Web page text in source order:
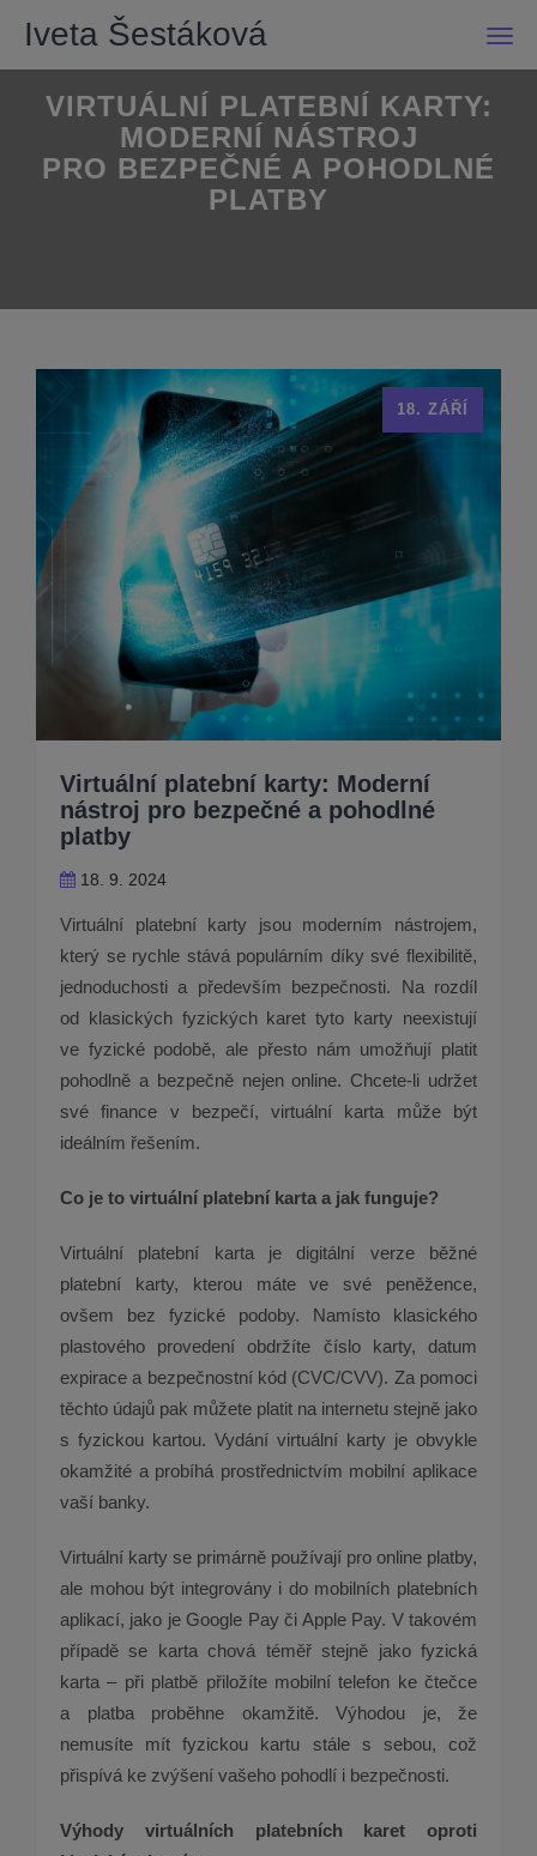
Iveta Šestáková
VIRTUÁLNÍ PLATEBNÍ KARTY:
MODERNÍ NÁSTROJ
PRO BEZPEČNÉ A POHODLNÉ
PLATBY
Virtuální platební karty: Moderní
nástroj pro bezpečné a pohodlné
platby
18. 9. 2024
18. ZÁŘÍ
Virtuální platební karty jsou moderním nástrojem,
který se rychle stává populárním díky své flexibilitě,
jednoduchosti a především bezpečnosti. Na rozdíl
od klasických fyzických karet tyto karty neexistují
ve fyzické podobě, ale přesto nám umožňují platit
pohodlně a bezpečně nejen online. Chcete-li udržet
své finance v bezpečí, virtuální karta může být
ideálním řešením.
Co je to virtuální platební karta a jak funguje?
Virtuální platební karta je digitální verze běžné
platební karty, kterou máte ve své peněžence,
ovšem bez fyzické podoby. Namísto klasického
plastového provedení obdržíte číslo karty, datum
expirace a bezpečnostní kód (CVC/CVV). Za pomoci
těchto údajů pak můžete platit na internetu stejně jako
s fyzickou kartou. Vydání virtuální karty je obvykle
okamžité a probíhá prostřednictvím mobilní aplikace
vaší banky.
Virtuální karty se primárně používají pro online platby,
ale mohou být integrovány i do mobilních platebních
aplikací, jako je Google Pay či Apple Pay. V takovém
případě se karta chová téměř stejně jako fyzická
karta – při platbě přiložíte mobilní telefon ke čtečce
a platba proběhne okamžitě. Výhodou je, že
nemusíte mít fyzickou kartu stále s sebou, což
přispívá ke zvýšení vašeho pohodlí i bezpečnosti.
Výhody virtuálních platebních karet oproti